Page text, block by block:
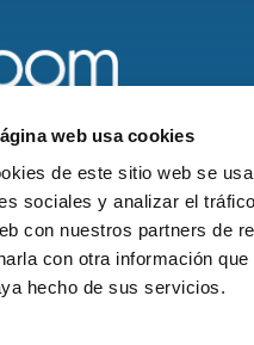
web usa cookies
de este sitio web se
sociales y analizar el
con nuestros partners de
con otra información
hecho de sus servicios.